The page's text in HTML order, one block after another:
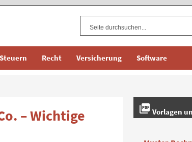
Steuern Recht Versicherung Software
– Wichtige
picture_as_pdf Vorlagen